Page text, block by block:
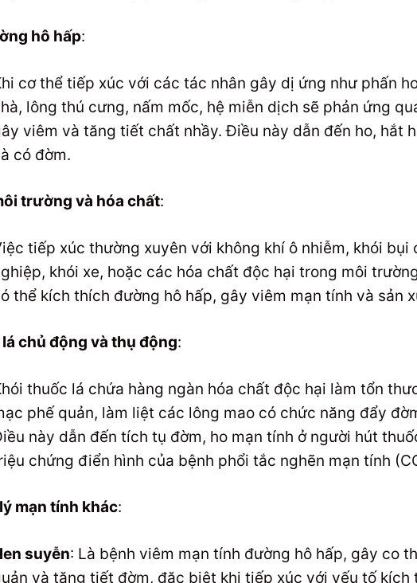
hô hấp:
cơ thể tiếp xúc với các tác nhân gây dị ứng như phấn
lông thú cưng, nấm mốc, hệ miễn dịch sẽ phản ứng
viêm và tăng tiết chất nhầy. Điều này dẫn đến ho, hắt
có đờm.
trường và hóa chất:
tiếp xúc thường xuyên với không khí ô nhiễm, khói bụi
khói xe, hoặc các hóa chất độc hại trong môi
thể kích thích đường hô hấp, gây viêm mạn tính và sản
chủ động và thụ động:
thuốc lá chứa hàng ngàn hóa chất độc hại làm tổn
phế quản, làm liệt các lông mao có chức năng đẩy
này dẫn đến tích tụ đờm, ho mạn tính ở người hút
chứng điển hình của bệnh phổi tắc nghẽn mạn tính
mạn tính khác:
suyễn: Là bệnh viêm mạn tính đường hô hấp, gây co
và tăng tiết đờm, đặc biệt khi tiếp xúc với yếu tố kích